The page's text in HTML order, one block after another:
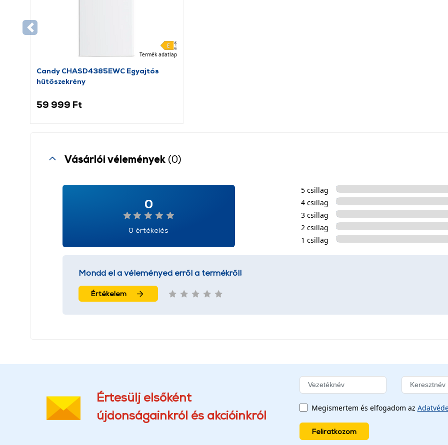
Termék adatlap
Candy CHASD4385EWC Egyajtós
hűtőszekrény
59 999 Ft
Vásárlói vélemények (0)
0
0 értékelés
5 csillag
4 csillag
3 csillag
2 csillag
1 csillag
Mondd el a véleményed erről a termékről!
Értékelem
Értesülj elsőként
újdonságainkról és akcióinkról
Megismertem és elfogadom az
Feliratkozom